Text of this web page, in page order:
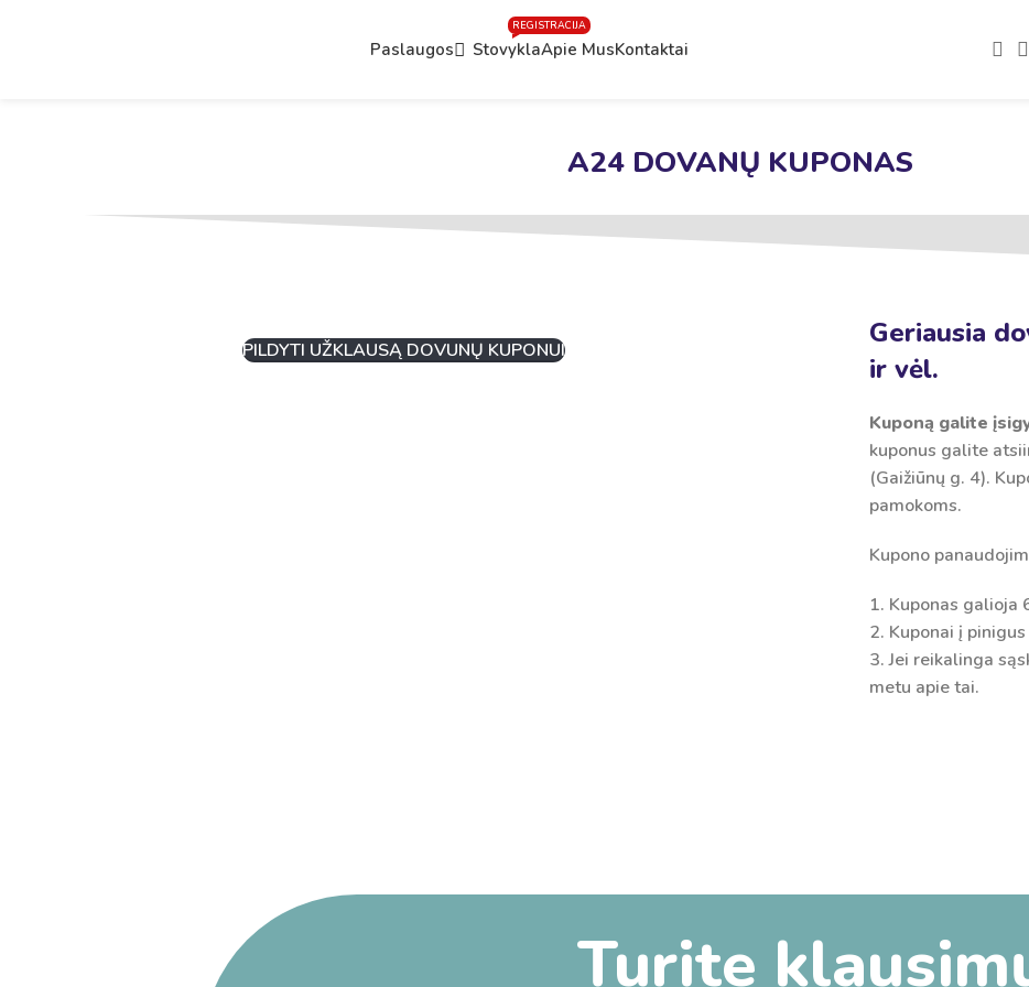
Paslaugos Stovykla
REGISTRACIJA
Apie MusKontaktai
A24 DOVANŲ KUPONAS
PILDYTI UŽKLAUSĄ DOVUNŲ KUPONUI
Geriausia
ir vėl.
Kuponą galite
kuponus galite
(Gaižiūnų g. 4).
pamokoms.
Kupono
1. Kuponas galioja
2. Kuponai į
3. Jei reikalinga
metu apie tai.
Turite